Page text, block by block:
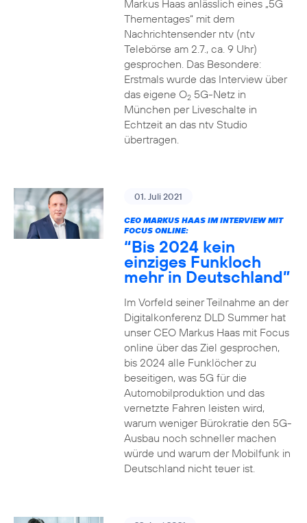
Markus Haas anlässlich eines „5G
Thementages“ mit dem
Nachrichtensender ntv (ntv
Telebörse am 2.7., ca. 9 Uhr)
gesprochen. Das Besondere:
Erstmals wurde das Interview über
das eigene O25G-Netz in
München per Liveschalte in
Echtzeit an das ntv Studio
übertragen.
01. Juli 2021
CEO MARKUS HAAS IM INTERVIEW MIT
FOCUS ONLINE:
“Bis 2024 kein
einziges Funkloch
mehr in Deutschland”
Im Vorfeld seiner Teilnahme an der
Digitalkonferenz DLD Summer hat
unser CEO Markus Haas mit Focus
online über das Ziel gesprochen,
bis 2024 alle Funklöcher zu
beseitigen, was 5G für die
Automobilproduktion und das
vernetzte Fahren leisten wird,
warum weniger Bürokratie den 5G-
Ausbau noch schneller machen
würde und warum der Mobilfunk in
Deutschland nicht teuer ist.